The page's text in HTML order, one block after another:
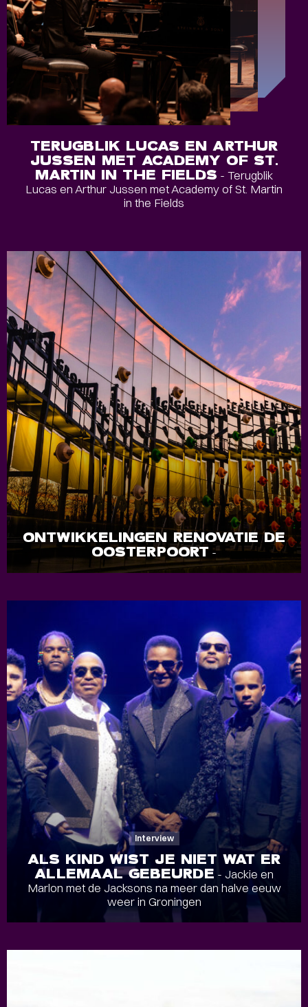
TERUGBLIK LUCAS EN ARTHUR
JUSSEN MET ACADEMY OF ST.
MARTIN IN THE FIELDS - Terugblik
Lucas en Arthur Jussen met Academy of St. Martin
in the Fields
ONTWIKKELINGEN RENOVATIE DE
OOSTERPOORT-
Interview
ALS KIND WIST JE NIET WAT ER
ALLEMAAL GEBEURDE - Jackie en
Marlon met de Jacksons na meer dan halve eeuw
weer in Groningen